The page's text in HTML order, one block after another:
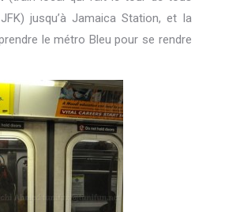
jusqu’à Jamaica Station, et la
le métro Bleu pour se rendre